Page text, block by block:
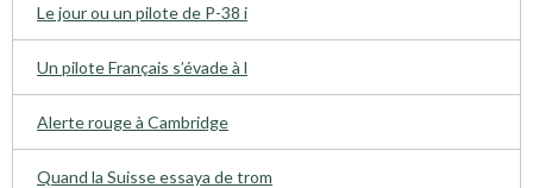
Le jour ou un pilote de P-38 i
Un pilote Français s’évade à l
Alerte rouge à Cambridge
Quand la Suisse essaya de trom